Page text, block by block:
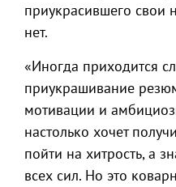
приукрасившего
нет.
«Иногда приходится
приукрашивание
мотивации и
настолько хочет
пойти на хитрость, а
всех сил. Но это